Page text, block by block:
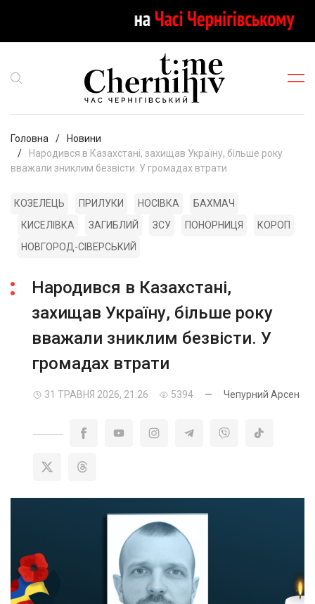
Головна
Новини
Народився в Казахстані, захищав Україну, більше року
вважали зниклим безвісти. У громадах втрати
КОЗЕЛЕЦЬ ПРИЛУКИ НОСІВКА
БАХМАЧ
КИСЕЛІВКА
ЗАГИБЛИЙ ЗСУ ПОНОРНИЦЯ
КОРОП
НОВГОРОД-СІВЕРСЬКИЙ
Народився в Казахстані,
захищав Україну, більше року
вважали зниклим безвісти. У
громадах втрати
31 ТРАВНЯ 2026, 21:26 5394 — Чепурний Арсен